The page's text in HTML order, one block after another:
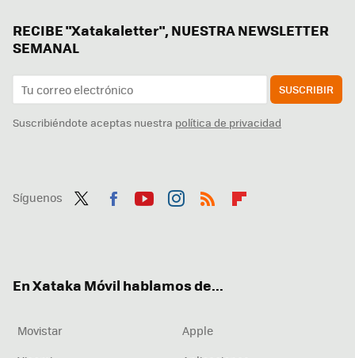
RECIBE "Xatakaletter", NUESTRA NEWSLETTER
SEMANAL
SUSCRIBIR
Suscribiéndote aceptas nuestra política de privacidad
Síguenos
En Xataka Móvil hablamos de...
Movistar
Apple